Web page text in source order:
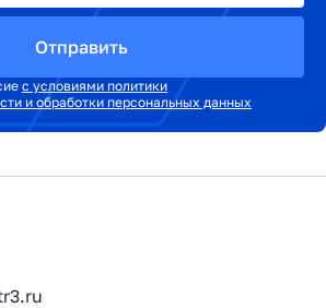
Отправить
с условиями политики
и обработки персональных данных